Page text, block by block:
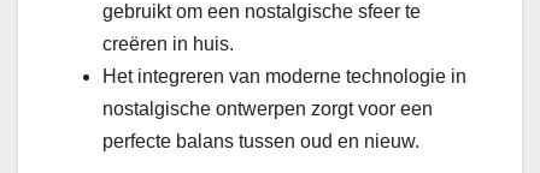
gebruikt om een nostalgische sfeer te
creëren in huis.
Het integreren van moderne technologie in
nostalgische ontwerpen zorgt voor een
perfecte balans tussen oud en nieuw.